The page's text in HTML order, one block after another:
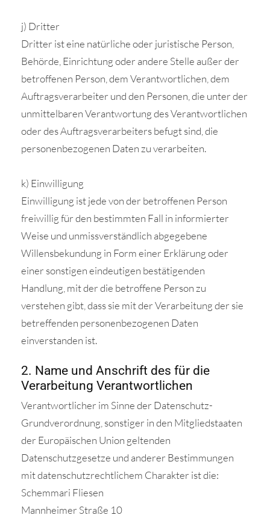
j) Dritter
Dritter ist eine natürliche oder juristische Person,
Behörde, Einrichtung oder andere Stelle außer der
betroffenen Person, dem Verantwortlichen, dem
Auftragsverarbeiter und den Personen, die unter der
unmittelbaren Verantwortung des Verantwortlichen
oder des Auftragsverarbeiters befugt sind, die
personenbezogenen Daten zu verarbeiten.
k) Einwilligung
Einwilligung ist jede von der betroffenen Person
freiwillig für den bestimmten Fall in informierter
Weise und unmissverständlich abgegebene
Willensbekundung in Form einer Erklärung oder
einer sonstigen eindeutigen bestätigenden
Handlung, mit der die betroffene Person zu
verstehen gibt, dass sie mit der Verarbeitung der sie
betreffenden personenbezogenen Daten
einverstanden ist.
2. Name und Anschrift des für die
Verarbeitung Verantwortlichen
Verantwortlicher im Sinne der Datenschutz-
Grundverordnung, sonstiger in den Mitgliedstaaten
der Europäischen Union geltenden
Datenschutzgesetze und anderer Bestimmungen
mit datenschutzrechtlichem Charakter ist die:
Schemmari Fliesen
Mannheimer Straße 10